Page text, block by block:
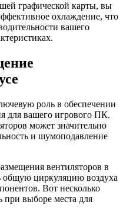
графической карты, вы
охлаждение, что
вашего
роль в обеспечении
для вашего игрового ПК.
может значительно
и шумоподавление
вентиляторов в
общую циркуляцию воздуха
Вот несколько
при выборе места для